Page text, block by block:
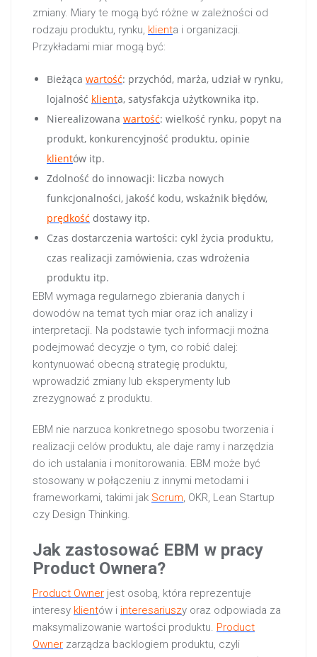
zmiany. Miary te mogą być różne w zależności od
rodzaju produktu, rynku, klienta i organizacji.
Przykładami miar mogą być:
Bieżąca wartość: przychód, marża, udział w rynku,
lojalność klienta, satysfakcja użytkownika itp.
Nierealizowana wartość: wielkość rynku, popyt na
produkt, konkurencyjność produktu, opinie
klientów itp.
Zdolność do innowacji: liczba nowych
funkcjonalności, jakość kodu, wskaźnik błędów,
prędkość dostawy itp.
Czas dostarczenia wartości: cykl życia produktu,
czas realizacji zamówienia, czas wdrożenia
produktu itp.
EBM wymaga regularnego zbierania danych i
dowodów na temat tych miar oraz ich analizy i
interpretacji. Na podstawie tych informacji można
podejmować decyzje o tym, co robić dalej:
kontynuować obecną strategię produktu,
wprowadzić zmiany lub eksperymenty lub
zrezygnować z produktu.
EBM nie narzuca konkretnego sposobu tworzenia i
realizacji celów produktu, ale daje ramy i narzędzia
do ich ustalania i monitorowania. EBM może być
stosowany w połączeniu z innymi metodami i
frameworkami, takimi jak Scrum , OKR, Lean Startup
czy Design Thinking.
Jak zastosować EBM w pracy
Product Ownera?
Product Owner jest osobą, która reprezentuje
interesy klientów i interesariuszy oraz odpowiada za
maksymalizowanie wartości produktu. Product
Owner zarządza backlogiem produktu, czyli